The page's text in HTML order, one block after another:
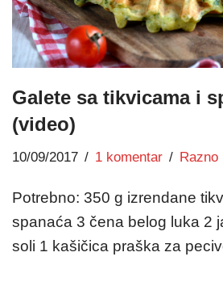
Galete sa tikvicama i
(video)
10/09/2017 1 komentar Razno
Potrebno: 350 g izrendane
spanaća 3 čena belog luka 2
soli 1 kašičica praška za